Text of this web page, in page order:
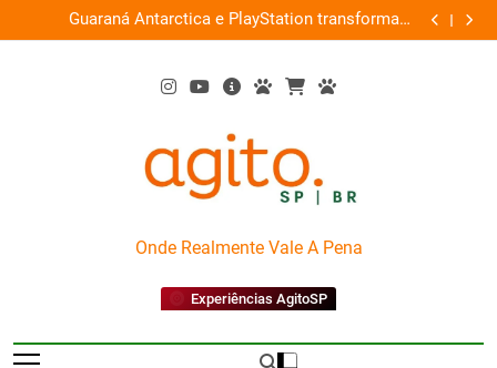
to
Guaraná Antarctica e PlayStation transformam
shopping em arena gamer gratuita
Busch
AgitoSP
Onde Realmente Vale A Pena
Experiências AgitoSP